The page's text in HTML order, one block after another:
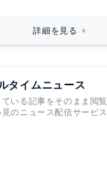
詳細を見る
タイムニュース
いる記事をそのまま閲覧
のニュース配信サービス